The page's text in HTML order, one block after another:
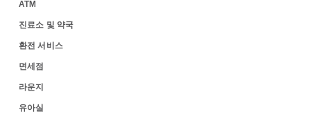
ATM
진료소 및 약국
환전 서비스
면세점
라운지
유아실